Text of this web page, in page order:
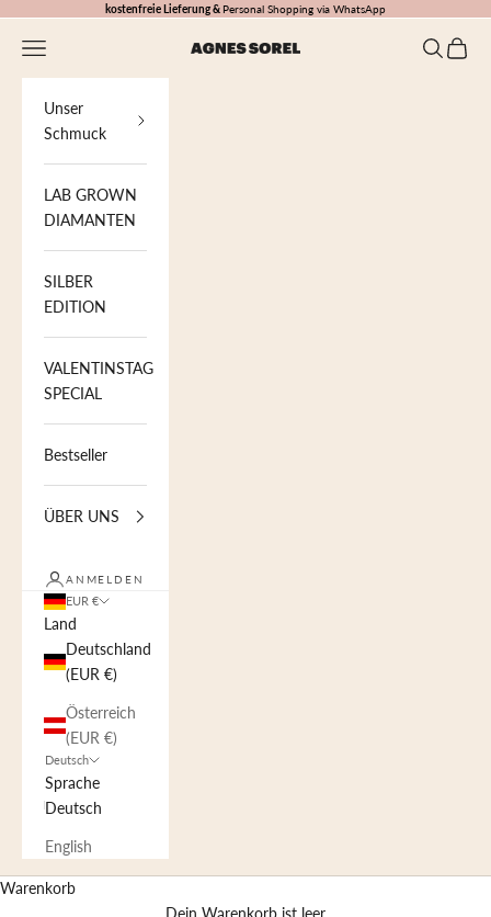
Zum Inhalt springenkostenfreie Lieferung & Personal Shopping via WhatsApp
AGNES SOREL
Menü Suchen
Unser
Schmuck
LAB GROWN
DIAMANTEN
SILBER
EDITION
VALENTINSTAG
SPECIAL
Bestseller
ÜBER UNS
ANMELDEN
EUR €
Land
Deutschland
(EUR €)
Österreich
(EUR €)
Deutsch
Sprache
Deutsch
English
Warenkorb
Dein Warenkorb ist leer